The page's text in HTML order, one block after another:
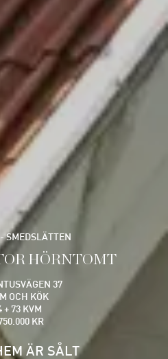
SMEDSLÄTTEN
HÖRNTOMT
37
OCH KÖK
+ 73 KVM
KR
ÄR SÅLT